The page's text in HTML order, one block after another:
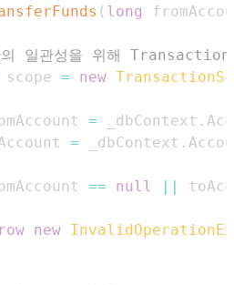
( long
일관성을 위해
scope = new
= _dbContext .
= _dbContext .
== null ||
new